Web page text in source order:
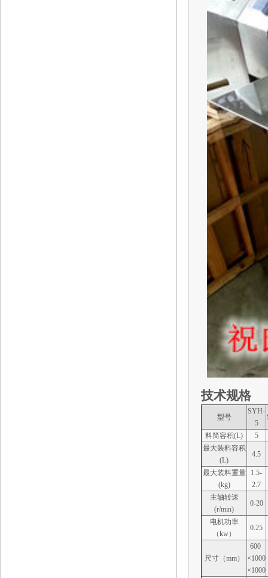
技术规格
型号
SYH-
5
料筒容积(L)
5
最大装料容积
(L)
4.5
最大装料重量
(kg)
1.5-
2.7
主轴转速
(r/min)
0-20
电机功率
（kw）
0.25
尺寸（mm）
600
×1000
×1000